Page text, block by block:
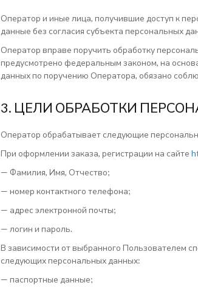
Оператор и иные лица, получившие доступ к
данные без согласия субъекта персональных
Оператор вправе поручить обработку
предусмотрено федеральным законом, на
данных по поручению Оператора, обязано
3. ЦЕЛИ ОБРАБОТКИ
Оператор обрабатывает следующие
При оформлении заказа, регистрации на сайте
— Фамилия, Имя, Отчество;
— номер контактного телефона;
— адрес электронной почты;
— логин и пароль.
В зависимости от выбранного Пользователем
следующих персональных данных:
— паспортные данные;